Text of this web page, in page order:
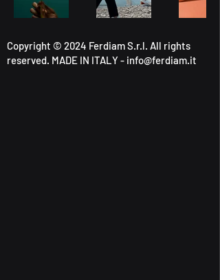
Copyright © 2024 Ferdiam S.r.l. All rights
reserved. MADE IN ITALY - info@ferdiam.it